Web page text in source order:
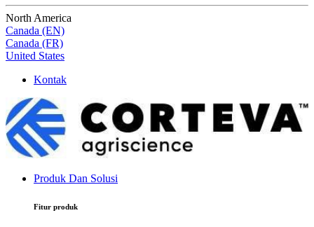
North America
Canada (EN)
Canada (FR)
United States
Kontak
Produk Dan Solusi
Fitur produk